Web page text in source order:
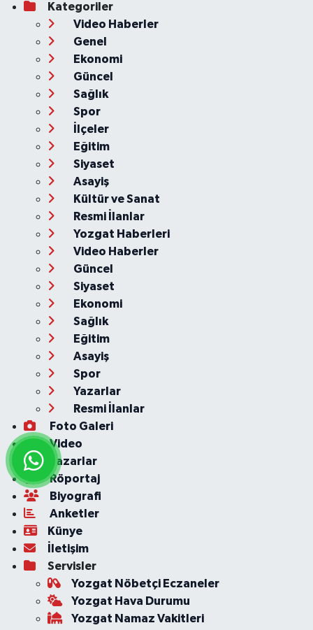
Kategoriler
Video Haberler
Genel
Ekonomi
Güncel
Sağlık
Spor
İlçeler
Eğitim
Siyaset
Asayiş
Kültür ve Sanat
Resmi İlanlar
Yozgat Haberleri
Video Haberler
Güncel
Siyaset
Ekonomi
Sağlık
Eğitim
Asayiş
Spor
Yazarlar
Resmi İlanlar
Foto Galeri
Video
Yazarlar
Röportaj
Biyografi
Anketler
Künye
İletişim
Servisler
Yozgat Nöbetçi Eczaneler
Yozgat Hava Durumu
Yozgat Namaz Vakitleri